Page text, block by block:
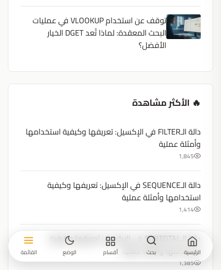
توقف عن استخدام VLOOKUP في عمليات
البحث المعقدة: لماذا تُعد DGET الخيار
الأفضل؟
🔥 الأكثر مشاهدة
دالة الـFILTER في الإكسيل: تعريفها وكيفية استخدامها
وأمثلة عملية
1,845
دالة الـSEQUENCE في الإكسيل: تعريفها وكيفية
استخدامها وأمثلة عملية
1,414
دالة الـSUBTOTAL في الإكسيل: تعريفها وكيفية
استخدامها وأمثلة عملية
1,385
الرئيسية بحث أقسام الوضع القائمة